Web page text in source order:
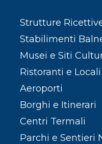
Strutture
Stabilimenti
Musei e Siti
Ristoranti e Locali
Aeroporti
Borghi e Itinerari
Centri Termali
Parchi e Sentieri